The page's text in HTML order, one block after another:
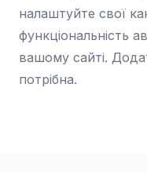
налаштуйте свої
функціональність
вашому сайті.
потрібна.